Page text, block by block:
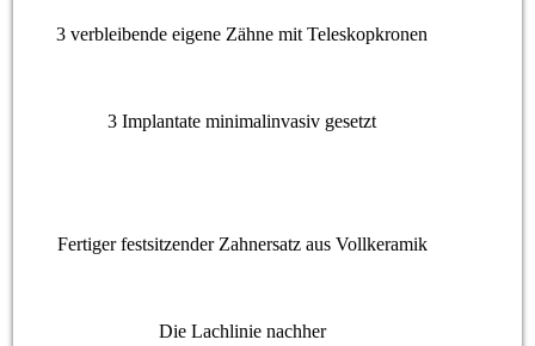
3 verbleibende eigene Zähne mit Teleskopkronen
3 Implantate minimalinvasiv gesetzt
Fertiger festsitzender Zahnersatz aus Vollkeramik
Die Lachlinie nachher